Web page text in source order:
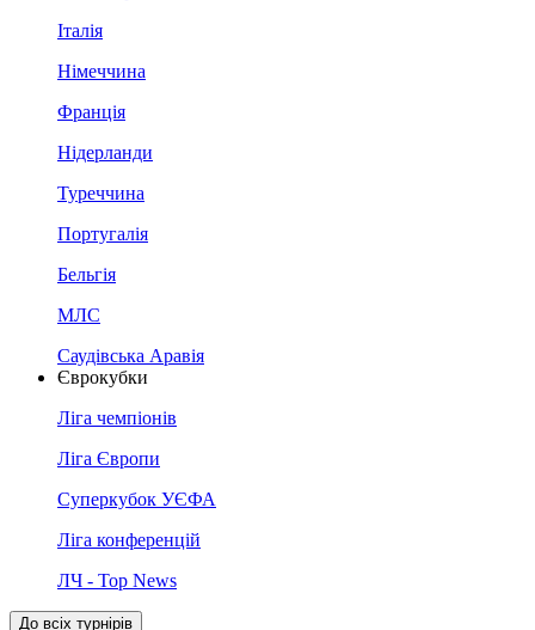
Італія
Німеччина
Франція
Нідерланди
Туреччина
Португалія
Бельгія
МЛС
Саудівська Аравія
Єврокубки
Ліга чемпіонів
Ліга Європи
Суперкубок УЄФА
Ліга конференцій
ЛЧ - Top News
До всіх турнірів